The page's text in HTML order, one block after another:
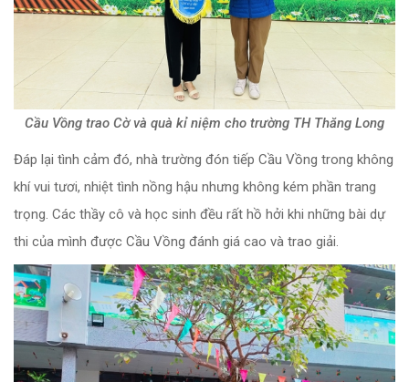
Cầu Vồng trao Cờ và quà kỉ niệm cho trường TH Thăng Long
Đáp lại tình cảm đó, nhà trường đón tiếp Cầu Vồng trong không
khí vui tươi, nhiệt tình nồng hậu nhưng không kém phần trang
trọng. Các thầy cô và học sinh đều rất hồ hởi khi những bài dự
thi của mình được Cầu Vồng đánh giá cao và trao giải.